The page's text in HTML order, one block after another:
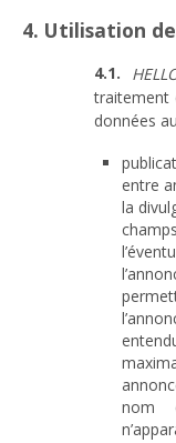
4. Utilisation
traitement
données
entre
la
nom